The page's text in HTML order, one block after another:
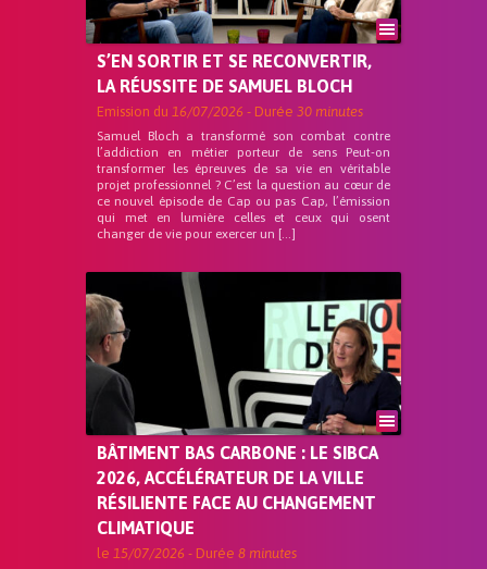
S’EN SORTIR ET SE RECONVERTIR,
LA RÉUSSITE DE SAMUEL BLOCH
Emission du 16/07/2026 - Durée 30 minutes
Samuel Bloch a transformé son combat contre
l’addiction en métier porteur de sens Peut-on
transformer les épreuves de sa vie en véritable
projet professionnel ? C’est la question au cœur de
ce nouvel épisode de Cap ou pas Cap, l’émission
qui met en lumière celles et ceux qui osent
changer de vie pour exercer un […]
BÂTIMENT BAS CARBONE : LE SIBCA
2026, ACCÉLÉRATEUR DE LA VILLE
RÉSILIENTE FACE AU CHANGEMENT
CLIMATIQUE
le 15/07/2026 - Durée 8 minutes